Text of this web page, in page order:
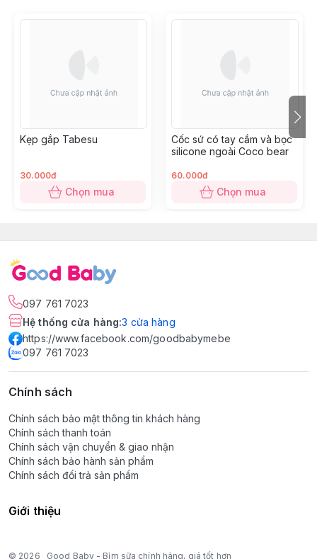
Kẹp gắp Tabesu
30.000đ
Chọn mua
Cốc sứ có tay cầm và bọc
silicone ngoài Coco bear
60.000đ
Chọn mua
097 761 7023
Hệ thống cửa hàng:3 cửa hàng
https://www.facebook.com/goodbabymebe
097 761 7023
Chính sách
Chính sách bảo mật thông tin khách hàng
Chính sách thanh toán
Chính sách vận chuyển & giao nhận
Chính sách bảo hành sản phẩm
Chính sách đổi trả sản phẩm
Giới thiệu
© 2026 Good Baby - Bỉm sữa chính hãng, giá tốt hơn